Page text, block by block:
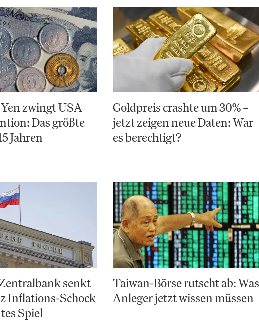
zwingt USA
Das größte
Jahren
Goldpreis crashte um 30% –
jetzt zeigen neue Daten: War
es berechtigt?
senkt
Inflations-Schock
Spiel
Taiwan-Börse rutscht ab: Was
Anleger jetzt wissen müssen